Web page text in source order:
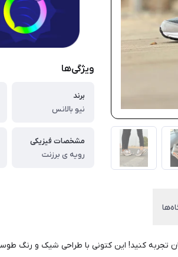
ویژگی‌ها
برند
نیو بالانس
مشخصات فیزیکی
رویه ی برزنت
راحتی و استایل را همزمان تجربه کنید! این کتونی با